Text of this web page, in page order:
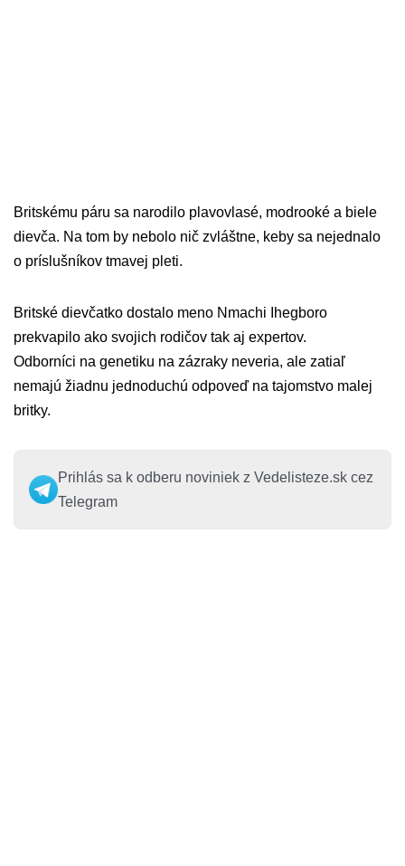
Britskému páru sa narodilo plavovlasé, modrooké a biele
dievča. Na tom by nebolo nič zvláštne, keby sa nejednalo
o príslušníkov tmavej pleti.
Britské dievčatko dostalo meno Nmachi Ihegboro
prekvapilo ako svojich rodičov tak aj expertov.
Odborníci na genetiku na zázraky neveria, ale zatiaľ
nemajú žiadnu jednoduchú odpoveď na tajomstvo malej
britky.
Prihlás sa k odberu noviniek z Vedelisteze.sk cez
Telegram